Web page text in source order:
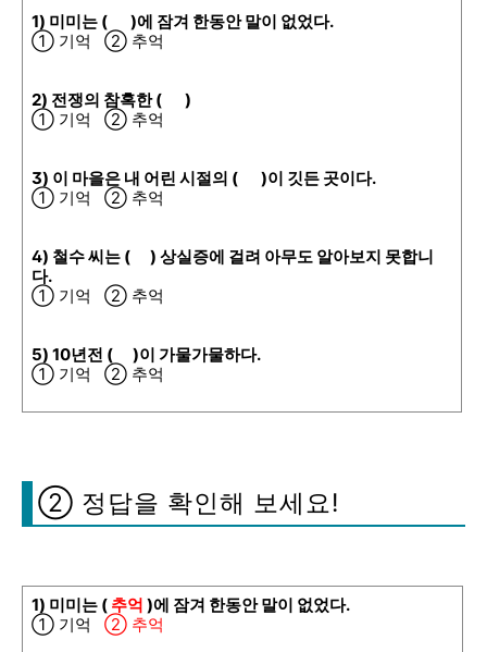
1) 미미는 ( )에 잠겨 한동안 말이 없었다.
① 기억 ② 추억
2) 전쟁의 참혹한 ( )
① 기억 ② 추억
3) 이 마을은 내 어린 시절의 ( )이 깃든 곳이다.
① 기억 ② 추억
4) 철수 씨는 ( ) 상실증에 걸려 아무도 알아보지 못합니
다.
① 기억 ② 추억
5) 10년전 ( )이 가물가물하다.
① 기억 ② 추억
② 정답을 확인해 보세요!
1) 미미는 ( 추억 )에 잠겨 한동안 말이 없었다.
① 기억 ② 추억